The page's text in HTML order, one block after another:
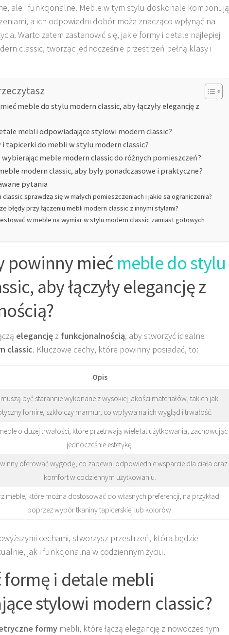
ale i funkcjonalne. Meble w tym stylu doskonale komponują
a ich odpowiedni dobór może znacząco wpłynąć na
Warto zatem zastanowić się, jakie formy i detale najlepiej
classic, tworząc jednocześnie przestrzeń pełną klasy i
meble do stylu modern classic, aby łączyły elegancję z
mebli odpowiadające stylowi modern classic?
i tapicerki do mebli w stylu modern classic?
wybierając meble modern classic do różnych pomieszczeń?
modern classic, aby były ponadczasowe i praktyczne?
pytania
sprawdzą się w małych pomieszczeniach i jakie są ograniczenia?
błędy przy łączeniu mebli modern classic z innymi stylami?
w meble na wymiar w stylu modern classic zamiast gotowych
powinny mieć meble do stylu
aby łączyły elegancję z
elegancję z funkcjonalnością, aby stworzyć idealne
classic. Kluczowe cechy, które powinny posiadać, to:
Opis
muszą być starannie wykonane z wysokiej jakości materiałów, takich jak
fornire, szkło czy marmur, co wpływa na ich wygląd i trwałość.
o dużej trwałości, które przetrwają wiele lat użytkowania, zachowując
jednocześnie estetykę.
oferować wygodę, co zapewni odpowiednie wsparcie dla ciała oraz
komfort w codziennym użytkowaniu.
meble, które można dostosować do własnych preferencji, na przykład
poprzez wybór tkaniny tapicerskiej lub kolorów.
cechami, stworzysz przestrzeń, która będzie
jak i funkcjonalna w codziennym życiu.
i detale mebli
stylowi modern classic?
formy mebli, które łączą elegancję z nowoczesnym